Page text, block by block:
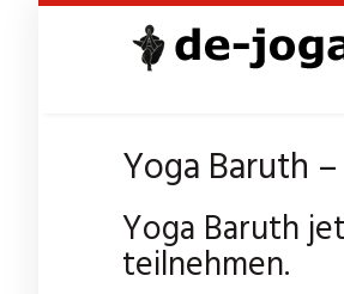
Yoga Baruth
Yoga Baruth
teilnehmen.